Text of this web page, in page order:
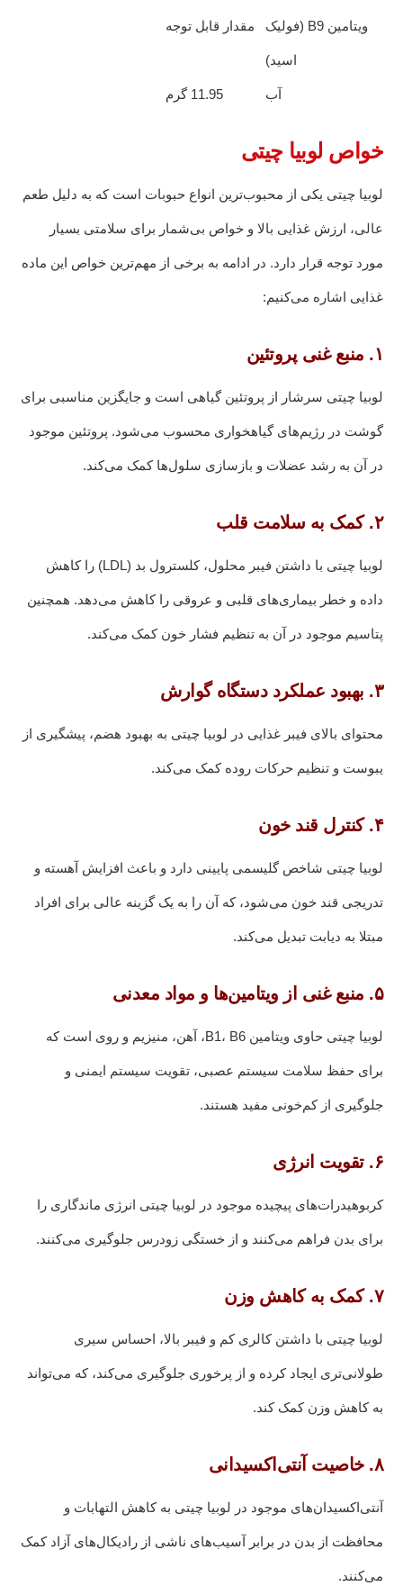
ویتامین B9 (فولیک
اسید)
مقدار قابل توجه
آب 11.95 گرم
خواص لوبیا چیتی
لوبیا چیتی یکی از محبوب‌ترین انواع حبوبات است که به دلیل طعم
عالی، ارزش غذایی بالا و خواص بی‌شمار برای سلامتی بسیار
مورد توجه قرار دارد. در ادامه به برخی از مهم‌ترین خواص این ماده
غذایی اشاره می‌کنیم:
۱. منبع غنی پروتئین
لوبیا چیتی سرشار از پروتئین گیاهی است و جایگزین مناسبی برای
گوشت در رژیم‌های گیاهخواری محسوب می‌شود. پروتئین موجود
در آن به رشد عضلات و بازسازی سلول‌ها کمک می‌کند.
۲. کمک به سلامت قلب
لوبیا چیتی با داشتن فیبر محلول، کلسترول بد (LDL) را کاهش
داده و خطر بیماری‌های قلبی و عروقی را کاهش می‌دهد. همچنین
پتاسیم موجود در آن به تنظیم فشار خون کمک می‌کند.
۳. بهبود عملکرد دستگاه گوارش
محتوای بالای فیبر غذایی در لوبیا چیتی به بهبود هضم، پیشگیری از
یبوست و تنظیم حرکات روده کمک می‌کند.
۴. کنترل قند خون
لوبیا چیتی شاخص گلیسمی پایینی دارد و باعث افزایش آهسته و
تدریجی قند خون می‌شود، که آن را به یک گزینه عالی برای افراد
مبتلا به دیابت تبدیل می‌کند.
۵. منبع غنی از ویتامین‌ها و مواد معدنی
لوبیا چیتی حاوی ویتامین B1، B6، آهن، منیزیم و روی است که
برای حفظ سلامت سیستم عصبی، تقویت سیستم ایمنی و
جلوگیری از کم‌خونی مفید هستند.
۶. تقویت انرژی
کربوهیدرات‌های پیچیده موجود در لوبیا چیتی انرژی ماندگاری را
برای بدن فراهم می‌کنند و از خستگی زودرس جلوگیری می‌کنند.
۷. کمک به کاهش وزن
لوبیا چیتی با داشتن کالری کم و فیبر بالا، احساس سیری
طولانی‌تری ایجاد کرده و از پرخوری جلوگیری می‌کند، که می‌تواند
به کاهش وزن کمک کند.
۸. خاصیت آنتی‌اکسیدانی
آنتی‌اکسیدان‌های موجود در لوبیا چیتی به کاهش التهابات و
محافظت از بدن در برابر آسیب‌های ناشی از رادیکال‌های آزاد کمک
می‌کنند.